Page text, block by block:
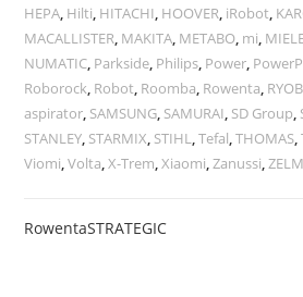
HEPA, Hilti, HITACHI, HOOVER, iRobot,
MACALLISTER, MAKITA, METABO, mi,
NUMATIC, Parkside, Philips, Power,
Roborock, Robot, Roomba, Rowenta,
aspirator, SAMSUNG, SAMURAI, SD Group,
STANLEY, STARMIX, STIHL,Tefal,THOMAS,
Viomi,Volta,X-Trem,Xiaomi,Zanussi,
RowentaSTRATEGIC